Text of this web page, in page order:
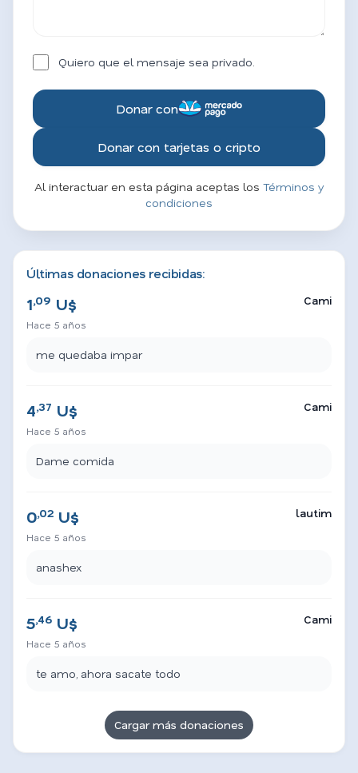
Quiero que el mensaje sea privado.
Donar con
Donar con tarjetas o cripto
Al interactuar en esta página aceptas los Términos y
condiciones
Últimas donaciones recibidas:
1,09 U$
Hace 5 años
Cami
me quedaba impar
4,37 U$
Hace 5 años
Cami
Dame comida
0,02 U$
Hace 5 años
lautim
anashex
5,46 U$
Hace 5 años
Cami
te amo, ahora sacate todo
Cargar más donaciones